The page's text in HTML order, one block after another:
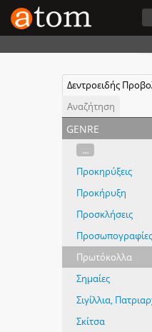
Δεντροειδής
Αναζήτηση
genre
...
Προκηρύξεις
Προκήρυξη
Προσκλήσεις
Προσωπογραφίες
Πρωτόκολλα
Σημαίες
Σιγίλλια,
Σκίτσα